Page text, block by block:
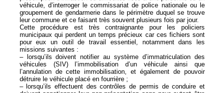
véhicule, d’interroger le commissariat de police nationale ou le
groupement de gendarmerie dans le périmètre duquel se trouve
leur commune et ce faisant très souvent plusieurs fois par jour.
Cette procédure est très contraignante pour les policiers
municipaux qui perdent un temps précieux car ces fichiers sont
pour eux un outil de travail essentiel, notamment dans les
missions suivantes :
– lorsqu’ils doivent notifier au système d’immatriculation des
véhicules (SIV) l’immobilisation d’un véhicule ainsi que
l’annulation de cette immobilisation, et également de pouvoir
détruire le véhicule placé en fourrière ;
– lorsqu’ils effectuent des contrôles de permis de conduire et